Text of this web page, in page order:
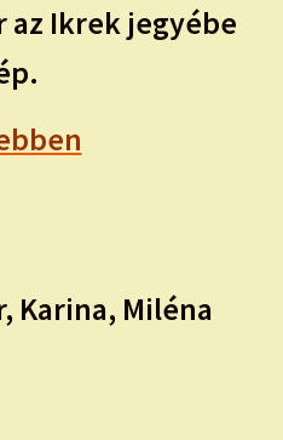
az Ikrek jegyébe
Karina, Miléna